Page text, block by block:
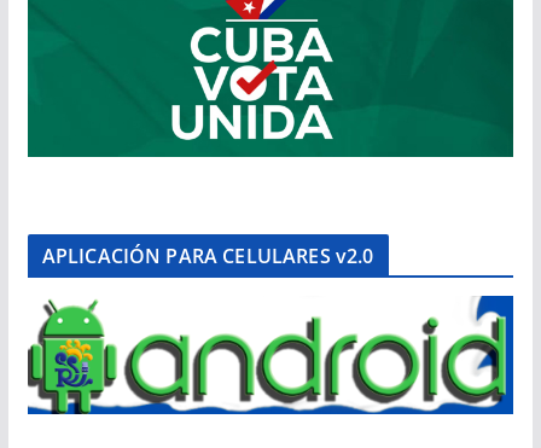
APLICACIÓN PARA CELULARES v2.0